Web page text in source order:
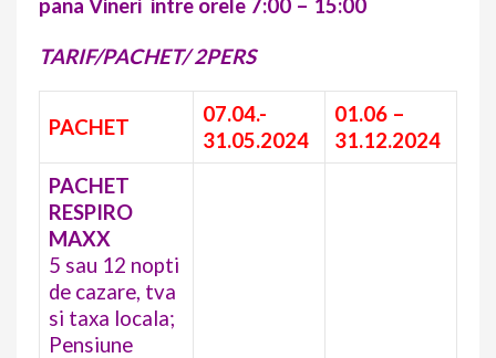
pana Vineri intre orele 7:00 – 15:00
TARIF/PACHET/ 2PERS
PACHET
07.04.-
31.05.2024
01.06 –
31.12.2024
PACHET
RESPIRO
MAXX
5 sau 12 nopti
de cazare, tva
si taxa locala;
Pensiune